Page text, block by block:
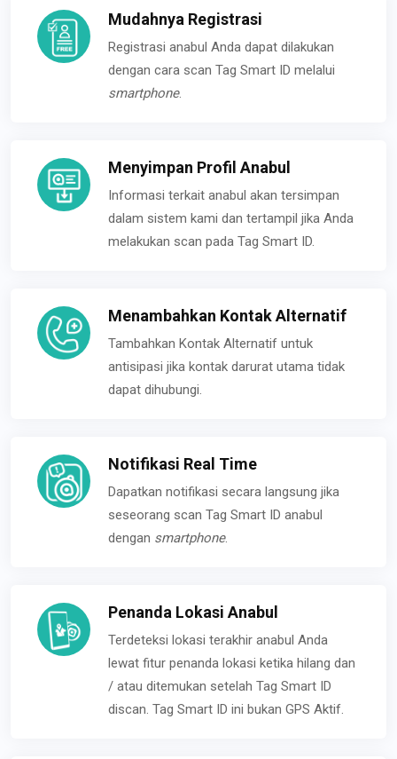
Mudahnya Registrasi
Registrasi anabul Anda dapat dilakukan
dengan cara scan Tag Smart ID melalui
smartphone.
Menyimpan Profil Anabul
Informasi terkait anabul akan tersimpan
dalam sistem kami dan tertampil jika Anda
melakukan scan pada Tag Smart ID.
Menambahkan Kontak Alternatif
Tambahkan Kontak Alternatif untuk
antisipasi jika kontak darurat utama tidak
dapat dihubungi.
Notifikasi Real Time
Dapatkan notifikasi secara langsung jika
seseorang scan Tag Smart ID anabul
dengan smartphone.
Penanda Lokasi Anabul
Terdeteksi lokasi terakhir anabul Anda
lewat fitur penanda lokasi ketika hilang dan
/ atau ditemukan setelah Tag Smart ID
discan. Tag Smart ID ini bukan GPS Aktif.